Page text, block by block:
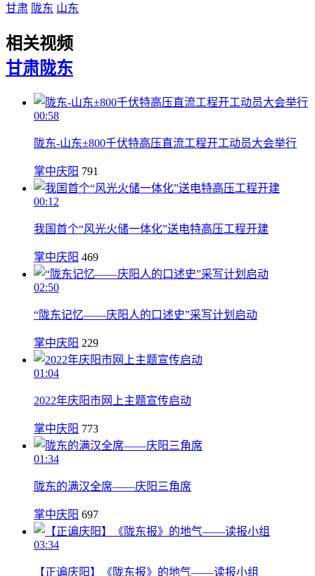
甘肃 陇东 山东
相关视频
甘肃陇东
00:58
陇东-山东±800千伏特高压直流工程开工动员大会举行
掌中庆阳 791
00:12
我国首个“风光火储一体化”送电特高压工程开建
掌中庆阳 469
02:50
“陇东记忆——庆阳人的口述史”采写计划启动
掌中庆阳 229
01:04
2022年庆阳市网上主题宣传启动
掌中庆阳 773
01:34
陇东的满汉全席——庆阳三角席
掌中庆阳 697
03:34
【正谝庆阳】《陇东报》的地气——读报小组